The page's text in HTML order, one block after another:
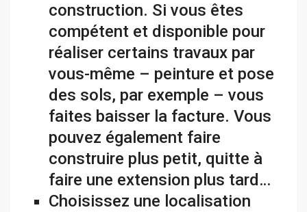
construction. Si vous êtes
compétent et disponible pour
réaliser certains travaux par
vous-même – peinture et pose
des sols, par exemple – vous
faites baisser la facture. Vous
pouvez également faire
construire plus petit, quitte à
faire une extension plus tard…
Choisissez une localisation